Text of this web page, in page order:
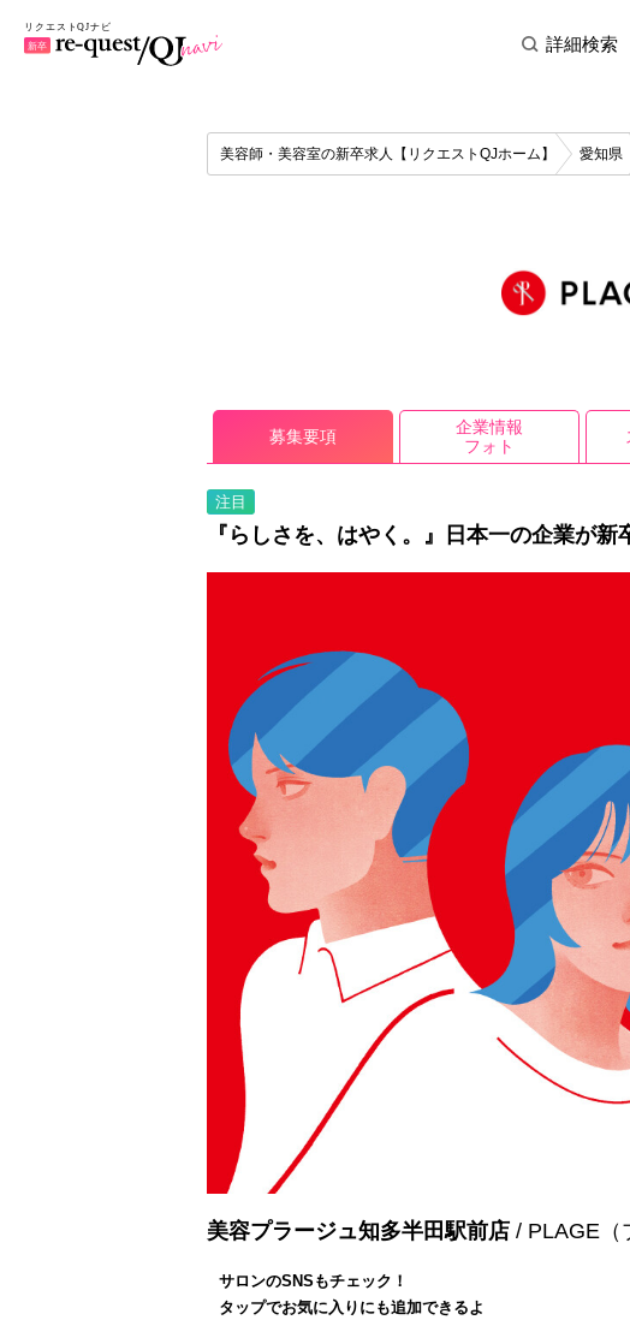
詳細検索
美容師・美容室の新卒求人【リクエストQJホーム】 愛知県
募集要項
企業情報
フォト
注目
『らしさを、はやく。』日本一の企業が新
美容プラージュ知多半田駅前店 / PLAGE（
サロンのSNSもチェック！
タップでお気に入りにも追加できるよ